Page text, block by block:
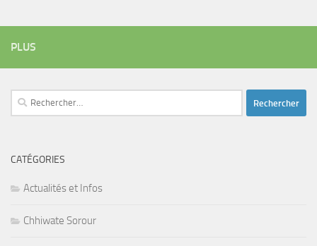
PLUS
Rechercher :
CATÉGORIES
Actualités et Infos
Chhiwate Sorour